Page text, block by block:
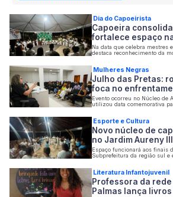
Dia do Capoeirista
Capoeira
fortalece espaço
Na data que celebra mestres
destaca reconhecimento da
lideranças da Capital
Mulheres Negras
Julho das Pretas:
foca no
Evento ocorreu no Núcleo de
utilizou data comemorativa
Esporte e Cultura
Novo núcleo de
no Jardim Aureny
Espaço funcionará aos finais
Subprefeitura da região sul e
Literatura Infantojuvenil
Professora da
Palmas lança